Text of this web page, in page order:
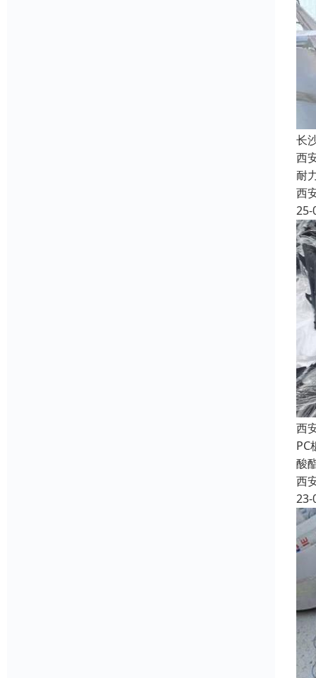
长
西
耐
西
25-
西
PC
酸
西
23-